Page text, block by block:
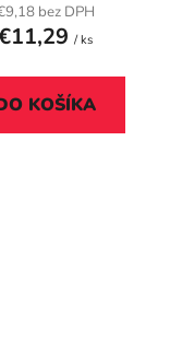
bez DPH
/ ks
KOŠÍKA